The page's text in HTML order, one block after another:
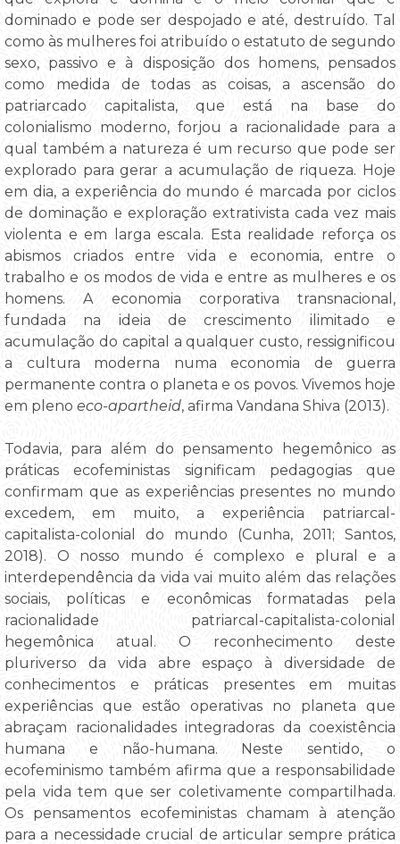
dominado e pode ser despojado e até, destruído. Tal
como às mulheres foi atribuído o estatuto de segundo
sexo, passivo e à disposição dos homens, pensados
como medida de todas as coisas, a ascensão do
patriarcado capitalista, que está na base do
colonialismo moderno, forjou a racionalidade para a
qual também a natureza é um recurso que pode ser
explorado para gerar a acumulação de riqueza. Hoje
em dia, a experiência do mundo é marcada por ciclos
de dominação e exploração extrativista cada vez mais
violenta e em larga escala. Esta realidade reforça os
abismos criados entre vida e economia, entre o
trabalho e os modos de vida e entre as mulheres e os
homens. A economia corporativa transnacional,
fundada na ideia de crescimento ilimitado e
acumulação do capital a qualquer custo, ressignificou
a cultura moderna numa economia de guerra
permanente contra o planeta e os povos. Vivemos hoje
em pleno eco-apartheid, afirma Vandana Shiva (2013).
Todavia, para além do pensamento hegemônico as
práticas ecofeministas significam pedagogias que
confirmam que as experiências presentes no mundo
excedem, em muito, a experiência patriarcal-
capitalista-colonial do mundo (Cunha, 2011; Santos,
2018). O nosso mundo é complexo e plural e a
interdependência da vida vai muito além das relações
sociais, políticas e econômicas formatadas pela
racionalidade patriarcal-capitalista-colonial
hegemônica atual. O reconhecimento deste
pluriverso da vida abre espaço à diversidade de
conhecimentos e práticas presentes em muitas
experiências que estão operativas no planeta que
abraçam racionalidades integradoras da coexistência
humana e não-humana. Neste sentido, o
ecofeminismo também afirma que a responsabilidade
pela vida tem que ser coletivamente compartilhada.
Os pensamentos ecofeministas chamam à atenção
para a necessidade crucial de articular sempre prática